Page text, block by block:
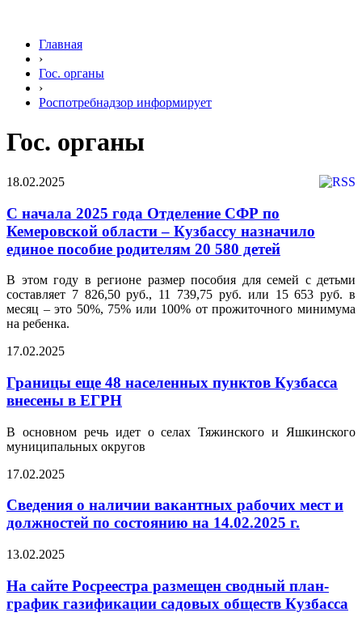
Главная
›
Гос. органы
›
Роспотребнадзор информирует
Гос. органы
18.02.2025
С начала 2025 года Отделение СФР по
Кемеровской области – Кузбассу назначило
единое пособие родителям 20 580 детей
В этом году в регионе размер пособия для семей с детьми
составляет 7 826,50 руб., 11 739,75 руб. или 15 653 руб. в
месяц – это 50%, 75% или 100% от прожиточного минимума
на ребенка.
17.02.2025
Границы еще 48 населенных пунктов Кузбасса
внесены в ЕГРН
В основном речь идет о селах Тяжинского и Яшкинского
муниципальных округов
17.02.2025
Сведения о наличии вакантных рабочих мест и
должностей по состоянию на 14.02.2025 г.
13.02.2025
На сайте Росреестра размещен сводный план-
график газификации садовых обществ Кузбасса